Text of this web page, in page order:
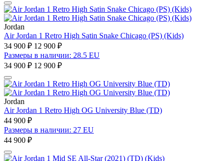
Jordan
Air Jordan 1 Retro High Satin Snake Chicago (PS) (Kids)
34 900 ₽ 12 900 ₽
Размеры в наличии: 28.5 EU
34 900 ₽ 12 900 ₽
Jordan
Air Jordan 1 Retro High OG University Blue (TD)
44 900 ₽
Размеры в наличии: 27 EU
44 900 ₽